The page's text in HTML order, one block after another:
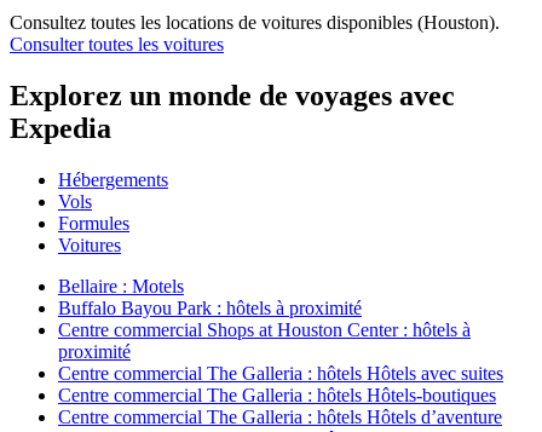
Consultez toutes les locations de voitures disponibles (Houston).
Consulter toutes les voitures
Explorez un monde de voyages avec
Expedia
Hébergements
Vols
Formules
Voitures
Bellaire : Motels
Buffalo Bayou Park : hôtels à proximité
Centre commercial Shops at Houston Center : hôtels à
proximité
Centre commercial The Galleria : hôtels Hôtels avec suites
Centre commercial The Galleria : hôtels Hôtels-boutiques
Centre commercial The Galleria : hôtels Hôtels d’aventure